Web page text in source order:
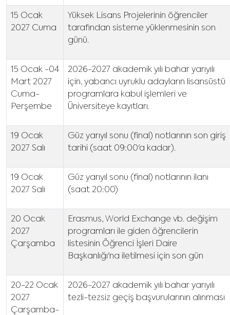
15 Ocak
2027 Cuma
Yüksek Lisans Projelerinin öğrenciler
tarafından sisteme yüklenmesinin son
günü.
15 Ocak -04
Mart 2027
Cuma-
Perşembe
2026-2027 akademik yılı bahar yarıyılı
için, yabancı uyruklu adayların lisansüstü
programlara kabul işlemleri ve
Üniversiteye kayıtları.
19 Ocak
2027 Salı
Güz yarıyıl sonu (final) notlarının son giriş
tarihi (saat 09:00'a kadar).
19 Ocak
2027 Salı
Güz yarıyıl sonu (final) notlarının ilanı
(saat 20:00)
20 Ocak
2027
Çarşamba
Erasmus, World Exchange vb. değişim
programları ile giden öğrencilerin
listesinin Öğrenci İşleri Daire
Başkanlığı'na iletilmesi için son gün
20-22 Ocak
2027
Çarşamba-
2026-2027 akademik yılı bahar yarıyılı
tezli-tezsiz geçiş başvurularının alınması